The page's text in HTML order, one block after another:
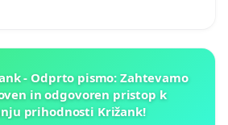
- Odprto pismo: Zahtevamo
in odgovoren pristop k
prihodnosti Križank!